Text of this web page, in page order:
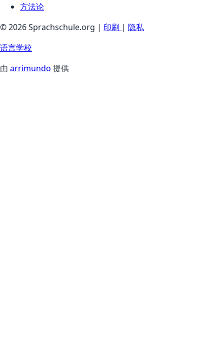
方法论
© 2026 Sprachschule.org | 印刷 | 隐私
语言学校
由 arrimundo 提供